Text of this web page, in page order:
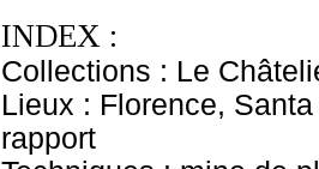
INDEX :
Collections : Le
Lieux : Florence,
rapport